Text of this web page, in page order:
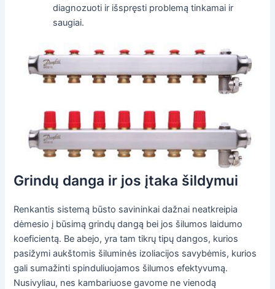
diagnozuoti ir išspręsti problemą tinkamai ir
saugiai.
Grindų danga ir jos įtaka šildymui
Renkantis sistemą būsto savininkai dažnai neatkreipia
dėmesio į būsimą grindų dangą bei jos šilumos laidumo
koeficientą. Be abejo, yra tam tikrų tipų dangos, kurios
pasižymi aukštomis šiluminės izoliacijos savybėmis, kurios
gali sumažinti spinduliuojamos šilumos efektyvumą.
Nusivyliau, nes kambariuose gavome ne vienodą